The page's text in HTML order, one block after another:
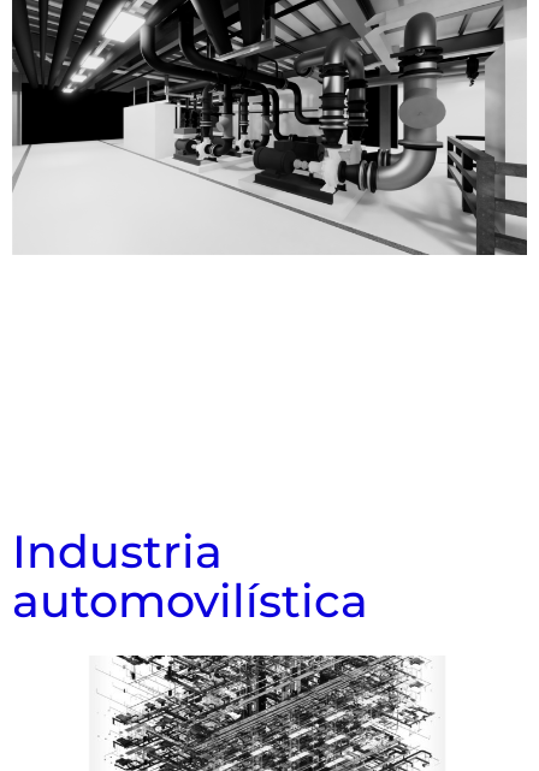
Industria
automovilística